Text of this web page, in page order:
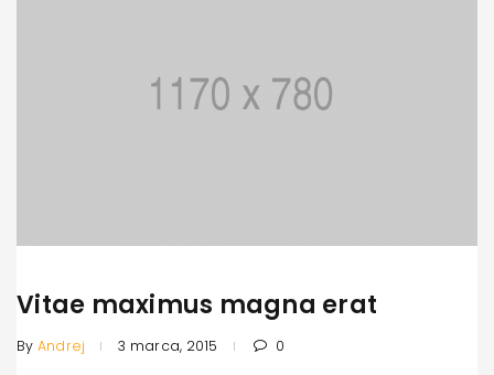
Vitae maximus magna erat
By Andrej 3 marca, 2015 0